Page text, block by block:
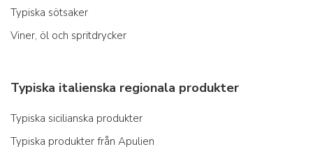
Typiska sötsaker
Viner, öl och spritdrycker
Typiska italienska regionala produkter
Typiska sicilianska produkter
Typiska produkter från Apulien